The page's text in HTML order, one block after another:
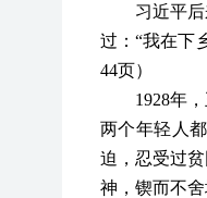
习近平
过：“我在下
44页）
1928年
两个年轻人
迫，忍受过
神，锲而不